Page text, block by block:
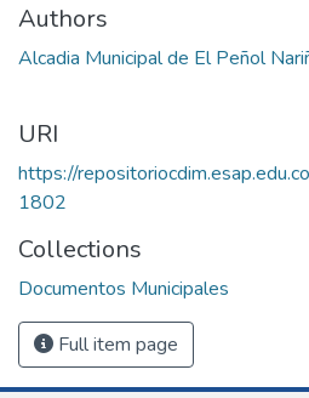
Authors
Alcadia Municipal de El Peñol
URI
https://
1802
Collections
Documentos Municipales
Full item page